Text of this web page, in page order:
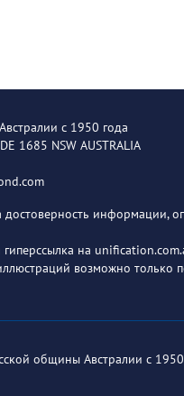
с 1950 года
1685 NSW AUSTRALIA
достоверность информации,
на
возможно только
общины Австралии с